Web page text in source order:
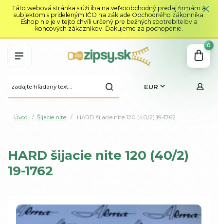
Táto webová stránka slúži iba na veľkoobchodný predaj firmám a
subjektom s prideleným IČO na základe Obchodného zákonníka.
Eshop nie je v tejto chvíli určený pre bežných spotrebiteľov a
koncových zákazníkov. Ďakujeme za pochopenie.
EUR
0
Úvod Šijacie nite HARD šijacie nite 120 (40/2) 19-1762
HARD šijacie nite 120 (40/2)
19-1762